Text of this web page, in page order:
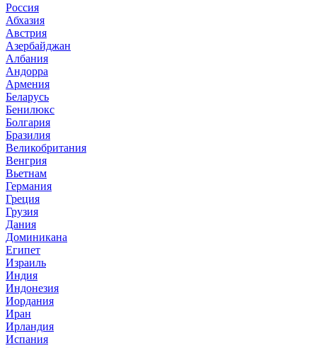
Россия
Абхазия
Австрия
Азербайджан
Албания
Андорра
Армения
Беларусь
Бенилюкс
Болгария
Бразилия
Великобритания
Венгрия
Вьетнам
Германия
Греция
Грузия
Дания
Доминикана
Египет
Израиль
Индия
Индонезия
Иордания
Иран
Ирландия
Испания